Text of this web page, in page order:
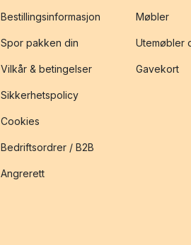
Bestillingsinformasjon
Spor pakken din
Vilkår & betingelser
Sikkerhetspolicy
Cookies
Bedriftsordrer / B2B
Angrerett
Møbler
Utemøbler
Gavekort